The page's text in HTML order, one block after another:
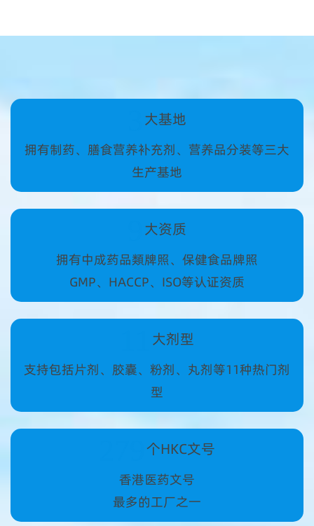
大基地
拥有制药、膳食营养补充剂、营养品分装等三大
生产基地
大资质
拥有中成药品類牌照、保健食品牌照
GMP、HACCP、ISO等认证资质
大剂型
支持包括片剂、胶囊、粉剂、丸剂等11种热门剂
型
个HKC文号
香港医药文号
最多的工厂之一